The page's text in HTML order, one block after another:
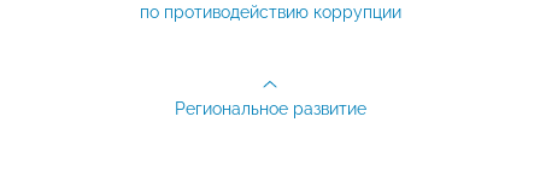
по противодействию коррупции
Региональное развитие